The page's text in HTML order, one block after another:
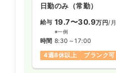
日勤のみ（常勤）
給与 19.7〜30.9万円/月
※一例
時間 8:30～17:00
4週8休以上
ブランク可